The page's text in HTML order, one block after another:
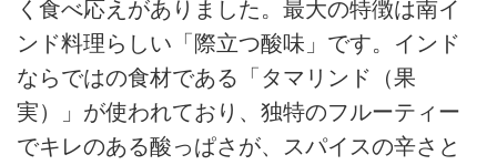
く食べ応えがありました。最大の特徴は南イ
ンド料理らしい「際立つ酸味」です。インド
ならではの食材である「タマリンド（果
実）」が使われており、独特のフルーティー
でキレのある酸っぱさが、スパイスの辛さと